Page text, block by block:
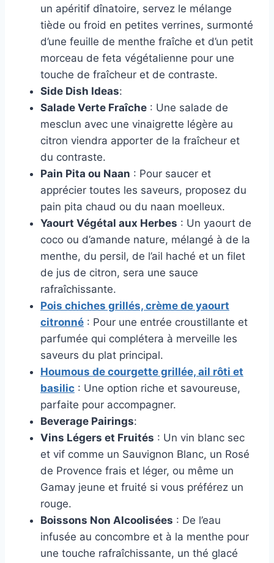
un apéritif dînatoire, servez le mélange
tiède ou froid en petites verrines, surmonté
d’une feuille de menthe fraîche et d’un petit
morceau de feta végétalienne pour une
touche de fraîcheur et de contraste.
Side Dish Ideas:
Salade Verte Fraîche : Une salade de
mesclun avec une vinaigrette légère au
citron viendra apporter de la fraîcheur et
du contraste.
Pain Pita ou Naan : Pour saucer et
apprécier toutes les saveurs, proposez du
pain pita chaud ou du naan moelleux.
Yaourt Végétal aux Herbes : Un yaourt de
coco ou d’amande nature, mélangé à de la
menthe, du persil, de l’ail haché et un filet
de jus de citron, sera une sauce
rafraîchissante.
Pois chiches grillés, crème de yaourt
citronné : Pour une entrée croustillante et
parfumée qui complétera à merveille les
saveurs du plat principal.
Houmous de courgette grillée, ail rôti et
basilic : Une option riche et savoureuse,
parfaite pour accompagner.
Beverage Pairings:
Vins Légers et Fruités : Un vin blanc sec
et vif comme un Sauvignon Blanc, un Rosé
de Provence frais et léger, ou même un
Gamay jeune et fruité si vous préférez un
rouge.
Boissons Non Alcoolisées : De l’eau
infusée au concombre et à la menthe pour
une touche rafraîchissante, un thé glacé